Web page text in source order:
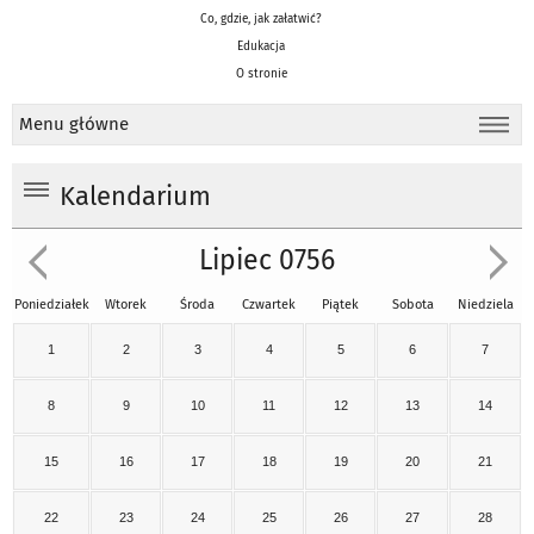
Co, gdzie, jak załatwić?
Edukacja
O stronie
Menu główne
Kalendarium
Lipiec 0756
Poniedziałek Wtorek Środa Czwartek Piątek Sobota Niedziela
1 2 3 4 5 6 7
8 9 10 11 12 13 14
15 16 17 18 19 20 21
22 23 24 25 26 27 28